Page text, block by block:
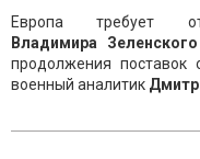
Европа требует
Владимира Зеленского
продолжения поставок
военный аналитик